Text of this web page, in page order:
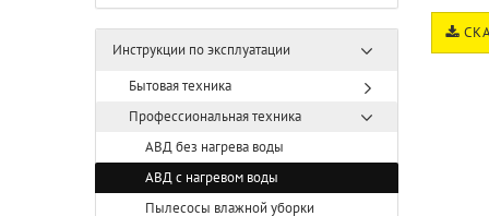
Инструкции по эксплуатации
Бытовая техника
Профессиональная техника
АВД без нагрева воды
АВД с нагревом воды
Пылесосы влажной уборки